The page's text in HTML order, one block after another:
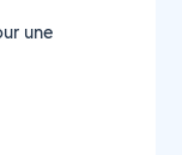
une